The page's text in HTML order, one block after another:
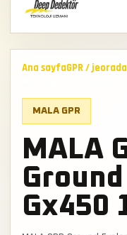
Ana sayfaGPR /
MALA GPR
MALA
Gx450